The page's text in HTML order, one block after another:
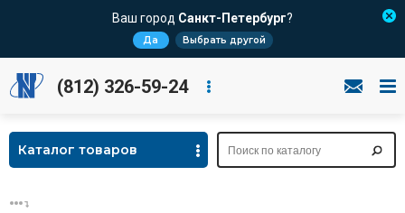
Ваш город Санкт-Петербург?
Да Выбрать другой
(812) 326-59-24
Каталог товаров